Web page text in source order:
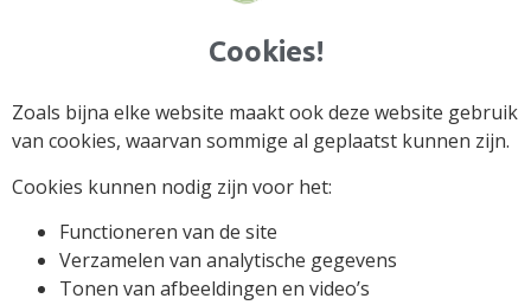
Cookies!
Zoals bijna elke website maakt ook deze website gebruik
van cookies, waarvan sommige al geplaatst kunnen zijn.
Cookies kunnen nodig zijn voor het:
Functioneren van de site
Verzamelen van analytische gegevens
Tonen van afbeeldingen en video’s